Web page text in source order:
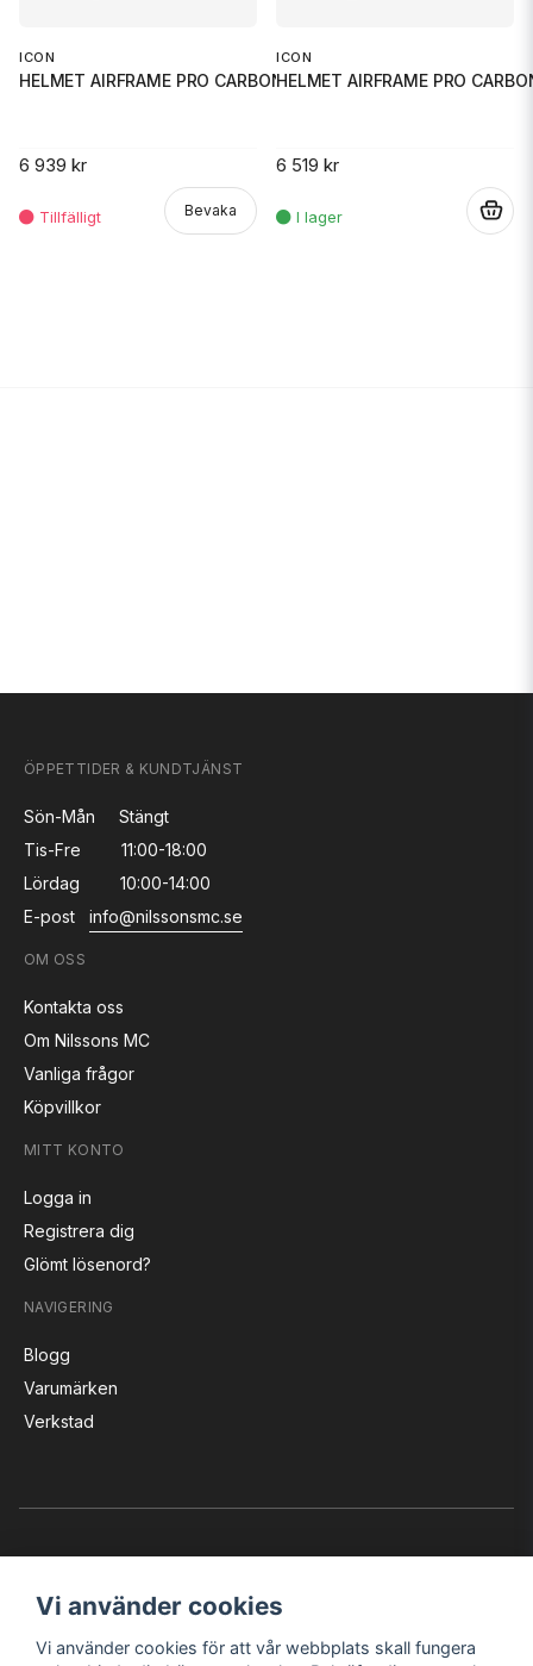
ICON
HELMET AIRFRAME PRO CARBON 4TR
6 939 kr
Bevaka
ICON
HELMET AIRFRAME PRO
6 519 kr
ÖPPETTIDER & KUNDTJÄNST
Sön-Mån
Stängt
Tis-Fre
11:00-18:00
Lördag
10:00-14:00
E-post
info@nilssonsmc.se
OM OSS
Kontakta oss
Om Nilssons MC
Vanliga frågor
Köpvillkor
MITT KONTO
Logga in
Registrera dig
Glömt lösenord?
NAVIGERING
Blogg
Varumärken
Verkstad
Instagram Facebook YouTube
Vi använder cookies
Vi använder cookies för att vår webbplats skall fungera